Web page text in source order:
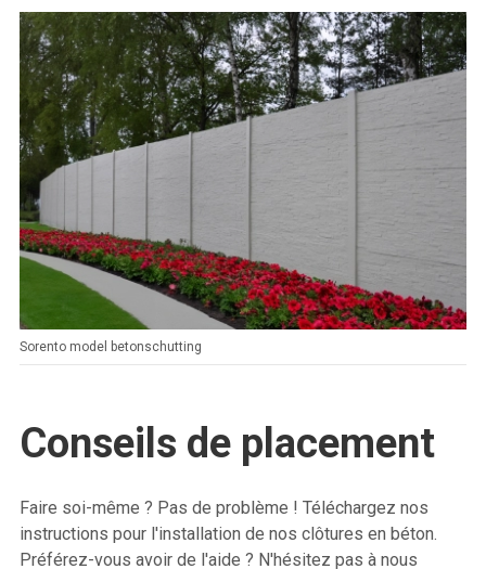
Sorento model betonschutting
Conseils de placement
Faire soi-même ? Pas de problème ! Téléchargez nos
instructions pour l'installation de nos clôtures en béton.
Préférez-vous avoir de l'aide ? N'hésitez pas à nous